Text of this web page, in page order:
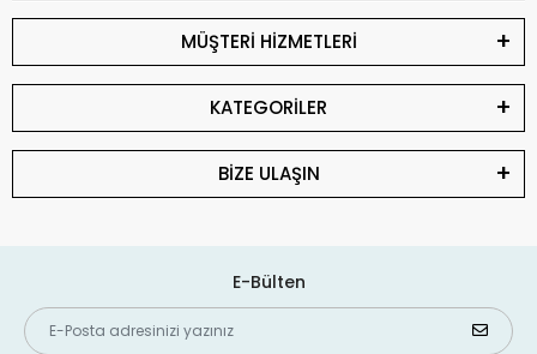
MÜŞTERİ HİZMETLERİ
KATEGORİLER
BİZE ULAŞIN
E-Bülten